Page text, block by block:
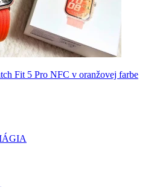
Fit 5 Pro NFC v oranžovej farbe